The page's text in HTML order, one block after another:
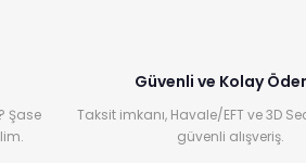
Şase
Güvenli ve Kolay
Taksit imkanı, Havale/EFT ve 3D
güvenli alışveriş.